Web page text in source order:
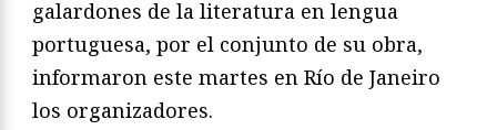
galardones de la literatura en lengua
portuguesa, por el conjunto de su obra,
informaron este martes en Río de Janeiro
los organizadores.